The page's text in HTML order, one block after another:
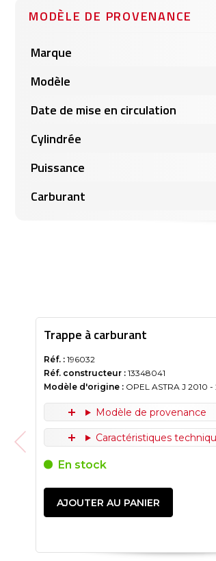
MODÈLE DE PROVENANCE
produits
Marque
Modèle
Date de mise en circulation
Cylindrée
Puissance
Carburant
Trappe à carburant
Réf. : 196032
Réf. constructeur : 13348041
Modèle d'origine : OPEL ASTRA J 2010 -
Modèle de provenance
Caractéristiques
En stock
AJOUTER AU PANIER